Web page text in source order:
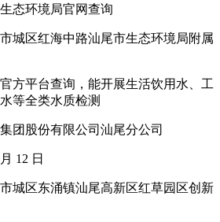
态环境局官网查询
城区红海中路汕尾市生态环境局附属
方平台查询，能开展生活饮用水、工
等全类水质检测
团股份有限公司汕尾分公司
12 日
城区东涌镇汕尾高新区红草园区创新